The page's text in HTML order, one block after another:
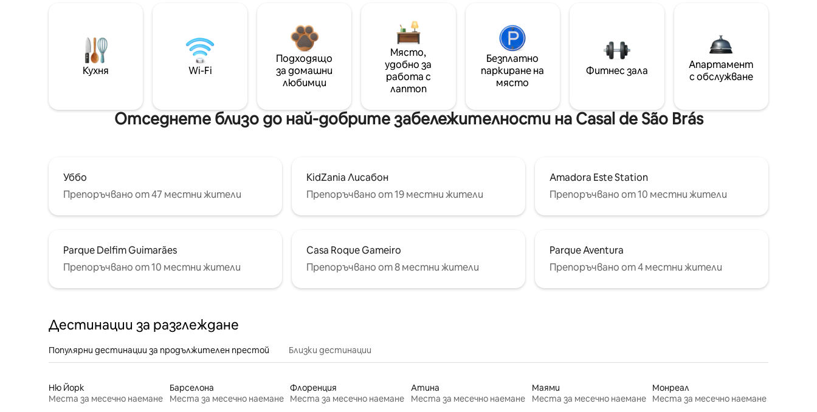
Кухня Wi-Fi
Подходящо
за домашни
любимци
Място,
удобно за
работа с
лаптоп
Безплатно
паркиране на
място
Фитнес зала
Апартамент
с обслужване
Отседнете близо до най-добрите забележителности на Casal de São Brás
Уббо
Препоръчвано от 47 местни жители
KidZania Лисабон
Препоръчвано от 19 местни жители
Amadora Este Station
Препоръчвано от 10 местни жители
Parque Delfim Guimarães
Препоръчвано от 10 местни жители
Casa Roque Gameiro
Препоръчвано от 8 местни жители
Parque Aventura
Препоръчвано от 4 местни жители
Дестинации за разглеждане
Популярни дестинации за продължителен престой Близки дестинации
Ню Йорк
Места за месечно наемане
Барселона
Места за месечно наемане
Флоренция
Места за месечно наемане
Атина
Места за месечно наемане
Маями
Места за месечно наемане
Монреал
Места за месечно наемане